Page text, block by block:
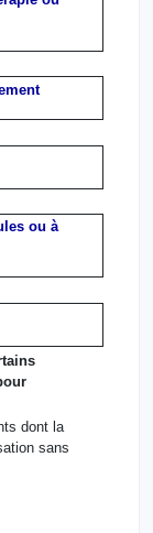
ou à
dont la
sans